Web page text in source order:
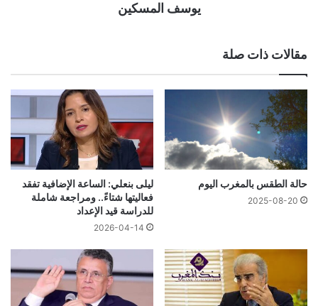
يوسف المسكين
مقالات ذات صلة
حالة الطقس بالمغرب اليوم
2025-08-20
ليلى بنعلي: الساعة الإضافية تفقد
فعاليتها شتاءً.. ومراجعة شاملة
للدراسة قيد الإعداد
2026-04-14